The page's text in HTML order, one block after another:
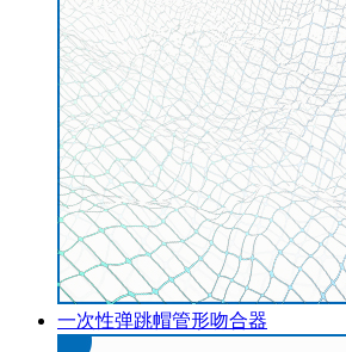
一次性弹跳帽管形吻合器